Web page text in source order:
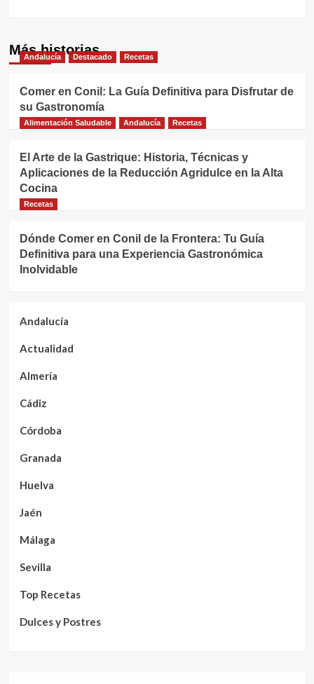
Más historias
Andalucía Destacado Recetas
Comer en Conil: La Guía Definitiva para Disfrutar de
su Gastronomía
Alimentación Saludable Andalucía Recetas
El Arte de la Gastrique: Historia, Técnicas y
Aplicaciones de la Reducción Agridulce en la Alta
Cocina
Recetas
Dónde Comer en Conil de la Frontera: Tu Guía
Definitiva para una Experiencia Gastronómica
Inolvidable
Andalucía
Actualidad
Almería
Cádiz
Córdoba
Granada
Huelva
Jaén
Málaga
Sevilla
Top Recetas
Dulces y Postres